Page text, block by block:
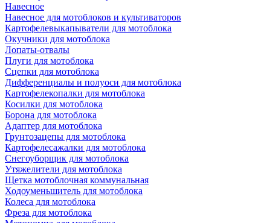
Навесное
Навесное для мотоблоков и культиваторов
Картофелевыкапыватели для мотоблока
Окучники для мотоблока
Лопаты-отвалы
Плуги для мотоблока
Сцепки для мотоблока
Дифференциалы и полуоси для мотоблока
Картофелекопалки для мотоблока
Косилки для мотоблока
Борона для мотоблока
Адаптер для мотоблока
Грунтозацепы для мотоблока
Картофелесажалки для мотоблока
Снегоуборщик для мотоблока
Утяжелители для мотоблока
Щетка мотоблочная коммунальная
Ходоуменьшитель для мотоблока
Колеса для мотоблока
Фреза для мотоблока